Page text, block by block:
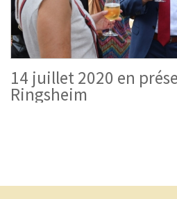
14 juillet 2020 en
Ringsheim